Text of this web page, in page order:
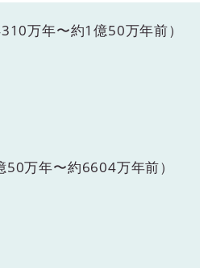
万年〜約1億50万年前）
50万年〜約6604万年前）